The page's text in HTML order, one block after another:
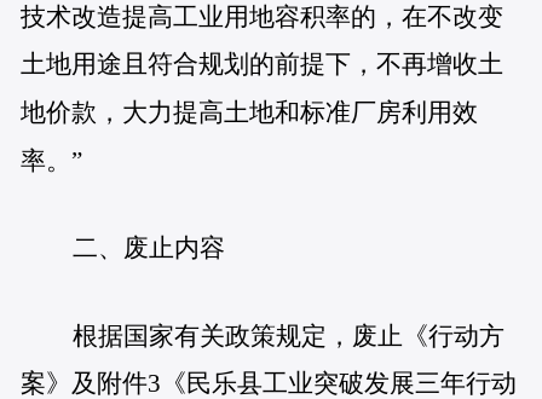
技术改造提高工业用地容积率的，在不改变
土地用途且符合规划的前提下，不再增收土
地价款，大力提高土地和标准厂房利用效
率。”
二、废止内容
根据国家有关政策规定，废止《行动方
案》及附件3《民乐县工业突破发展三年行动